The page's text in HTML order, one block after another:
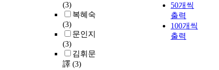
(3)
복혜숙
(3)
문인지
(3)
김휘문
譯 (3)
50개씩
출력
100개씩
출력